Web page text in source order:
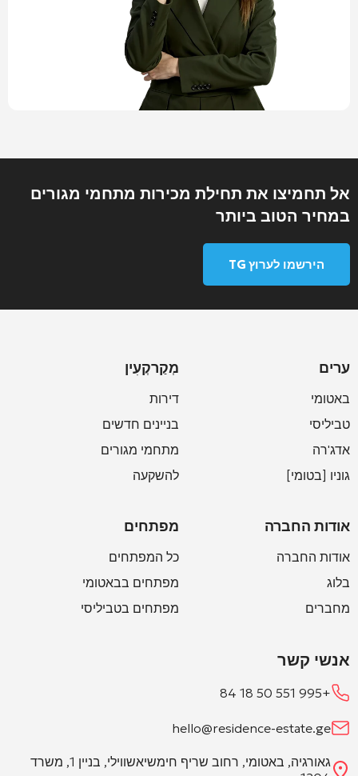
אל תחמיצו את תחילת מכירות מתחמי מגורים
במחיר הטוב ביותר
הירשמו לערוץ TG
ערים
באטומי
טביליסי
אדג'רה
גוניו [בטומי]
אודות החברה
אודות החברה
בלוג
מחברים
מְקַרקְעִין
דירות
בניינים חדשים
מתחמי מגורים
להשקעה
מפתחים
כל המפתחים
מפתחים בבאטומי
מפתחים בטביליסי
אנשי קשר
+995 551 50 18 84
hello@residence-estate.ge
גאורגיה, באטומי, רחוב שריף חימשיאשווילי, בניין 1, משרד